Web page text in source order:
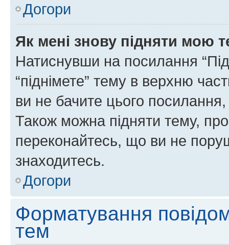
Догори
Як мені знову підняти мою
Натиснувши на посилання
“піднімете” тему в верхню
ви не бачите цього
Також можна підняти тему,
переконайтесь, що ви не
знаходитесь.
Догори
Форматування
тем